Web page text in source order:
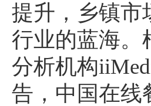
提升，乡镇市
行业的蓝海。
分析机构
告，中国在线